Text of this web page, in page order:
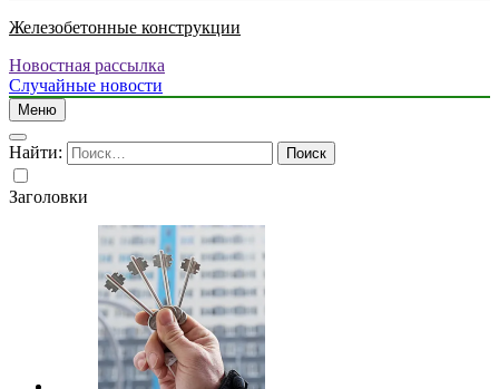
Железобетонные конструкции
Новостная рассылка
Случайные новости
Меню
Найти:
Заголовки